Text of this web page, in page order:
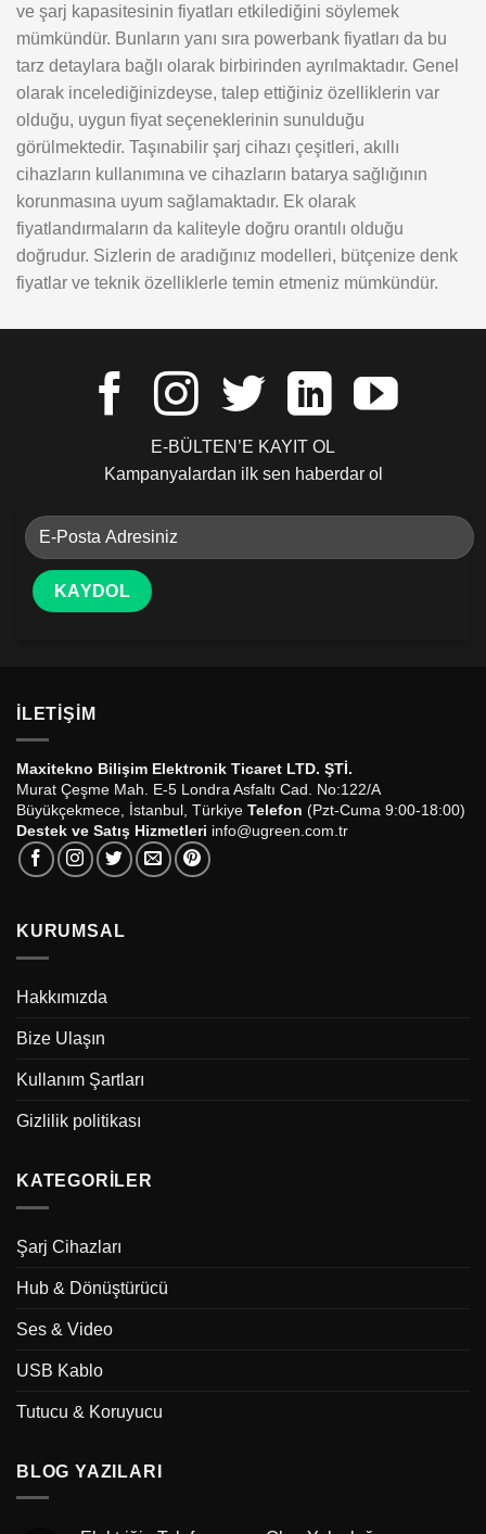
ve şarj kapasitesinin fiyatları etkilediğini söylemek
mümkündür. Bunların yanı sıra powerbank fiyatları da bu
tarz detaylara bağlı olarak birbirinden ayrılmaktadır. Genel
olarak incelediğinizdeyse, talep ettiğiniz özelliklerin var
olduğu, uygun fiyat seçeneklerinin sunulduğu
görülmektedir. Taşınabilir şarj cihazı çeşitleri, akıllı
cihazların kullanımına ve cihazların batarya sağlığının
korunmasına uyum sağlamaktadır. Ek olarak
fiyatlandırmaların da kaliteyle doğru orantılı olduğu
doğrudur. Sizlerin de aradığınız modelleri, bütçenize denk
fiyatlar ve teknik özelliklerle temin etmeniz mümkündür.
E-BÜLTEN’E KAYIT OL
Kampanyalardan ilk sen haberdar ol
İLETIŞIM
Maxitekno Bilişim Elektronik Ticaret LTD. ŞTİ.
Murat Çeşme Mah. E-5 Londra Asfaltı Cad. No:122/A
Büyükçekmece, İstanbul, Türkiye Telefon (Pzt-Cuma 9:00-18:00)
Destek ve Satış Hizmetleri info@ugreen.com.tr
KURUMSAL
Hakkımızda
Bize Ulaşın
Kullanım Şartları
Gizlilik politikası
KATEGORILER
Şarj Cihazları
Hub & Dönüştürücü
Ses & Video
USB Kablo
Tutucu & Koruyucu
BLOG YAZILARI